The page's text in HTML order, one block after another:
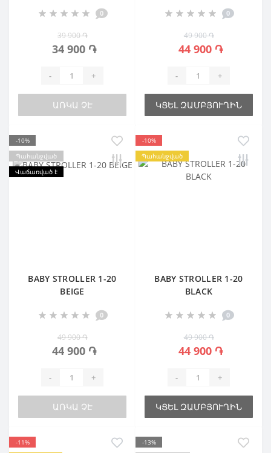
0
39 900 ֏
34 900 ֏
- +
ԱՌԿԱ ՉԷ
0
49 900 ֏
44 900 ֏
- +
ԿՑԵԼ ԶԱՄԲՅՈՒՂԻՆ
-10%
Պահանջված
Վաճառված է
BABY STROLLER 1-20
BEIGE
0
49 900 ֏
44 900 ֏
- +
ԱՌԿԱ ՉԷ
-10%
Պահանջված
BABY STROLLER 1-20
BLACK
0
49 900 ֏
44 900 ֏
- +
ԿՑԵԼ ԶԱՄԲՅՈՒՂԻՆ
-11%
-13%